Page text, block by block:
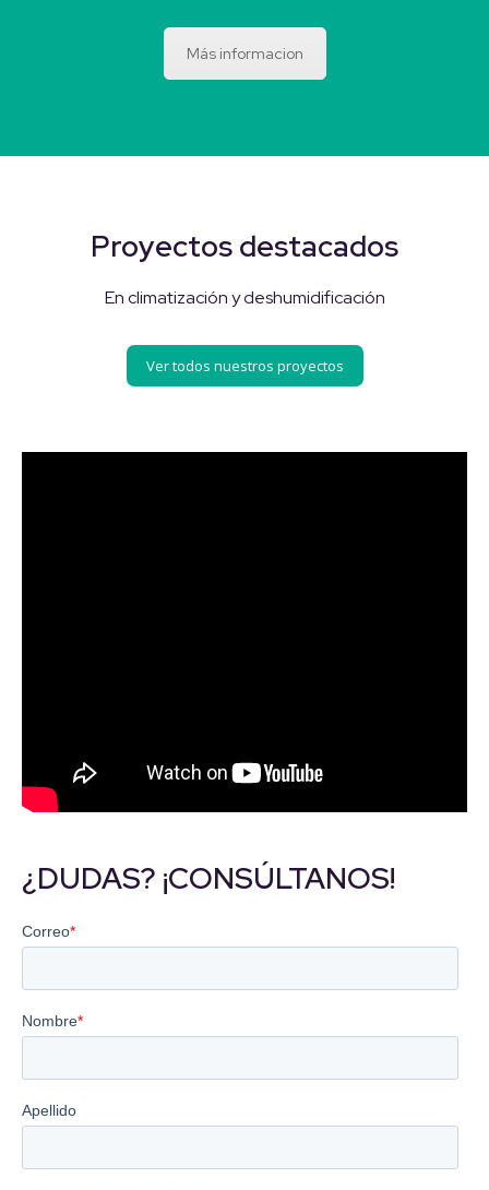
Más informacion
Proyectos destacados
En climatización y deshumidificación
Ver todos nuestros proyectos
¿DUDAS? ¡CONSÚLTANOS!